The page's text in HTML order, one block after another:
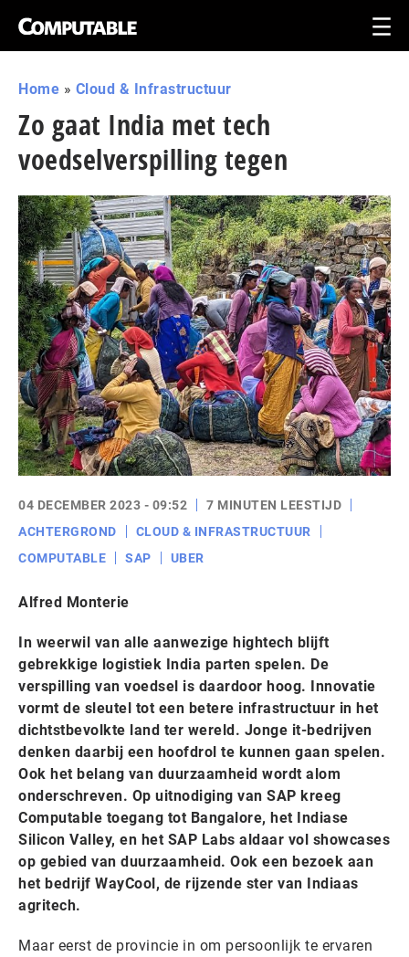
Home » Cloud & Infrastructuur
Zo gaat India met tech
voedselverspilling tegen
04 DECEMBER 2023 - 09:52
7 MINUTEN LEESTIJD
ACHTERGROND
CLOUD & INFRASTRUCTUUR
COMPUTABLE
SAP UBER
Alfred Monterie
In weerwil van alle aanwezige hightech blijft
gebrekkige logistiek India parten spelen. De
verspilling van voedsel is daardoor hoog. Innovatie
vormt de sleutel tot een betere infrastructuur in het
dichtstbevolkte land ter wereld. Jonge it-bedrijven
denken daarbij een hoofdrol te kunnen gaan spelen.
Ook het belang van duurzaamheid wordt alom
onderschreven. Op uitnodiging van SAP kreeg
Computable toegang tot Bangalore, het Indiase
Silicon Valley, en het SAP Labs aldaar vol showcases
op gebied van duurzaamheid. Ook een bezoek aan
het bedrijf WayCool, de rijzende ster van Indiaas
agritech.
Maar eerst de provincie in om persoonlijk te ervaren